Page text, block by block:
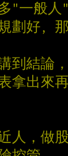
"一般人
劃好,
到結論
拿出來
人，做